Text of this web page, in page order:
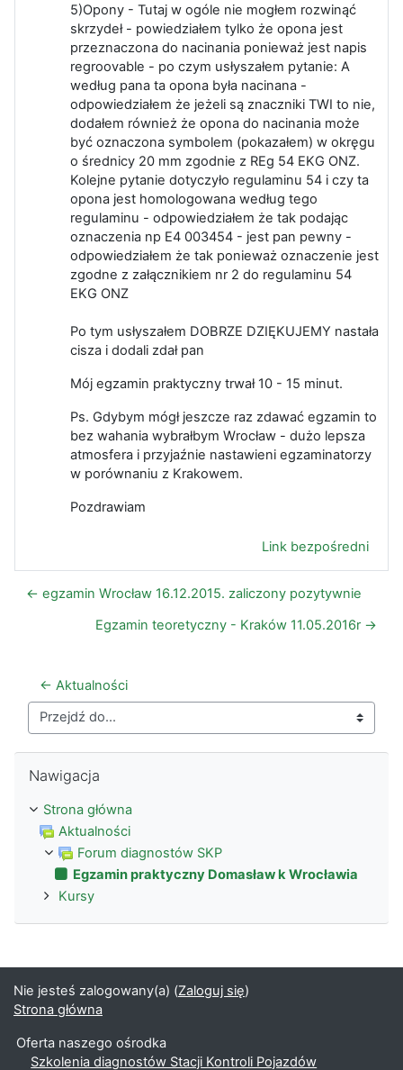
5)Opony - Tutaj w ogóle nie mogłem rozwinąć
skrzydeł - powiedziałem tylko że opona jest
przeznaczona do nacinania ponieważ jest napis
regroovable - po czym usłyszałem pytanie: A
według pana ta opona była nacinana -
odpowiedziałem że jeżeli są znaczniki TWI to nie,
dodałem również że opona do nacinania może
być oznaczona symbolem (pokazałem) w okręgu
o średnicy 20 mm zgodnie z REg 54 EKG ONZ.
Kolejne pytanie dotyczyło regulaminu 54 i czy ta
opona jest homologowana według tego
regulaminu - odpowiedziałem że tak podając
oznaczenia np E4 003454 - jest pan pewny -
odpowiedziałem że tak ponieważ oznaczenie jest
zgodne z załącznikiem nr 2 do regulaminu 54
EKG ONZ
Po tym usłyszałem DOBRZE DZIĘKUJEMY nastała
cisza i dodali zdał pan
Mój egzamin praktyczny trwał 10 - 15 minut.
Ps. Gdybym mógł jeszcze raz zdawać egzamin to
bez wahania wybrałbym Wrocław - dużo lepsza
atmosfera i przyjaźnie nastawieni egzaminatorzy
w porównaniu z Krakowem.
Pozdrawiam
Link bezpośredni
← egzamin Wrocław 16.12.2015. zaliczony pozytywnie
Egzamin teoretyczny - Kraków 11.05.2016r →
← Aktualności
Przejdź do...
Nawigacja
Strona główna
Aktualności
Forum diagnostów SKP
Egzamin praktyczny Domasław k Wrocławia
Kursy
Nie jesteś zalogowany(a) (Zaloguj się)
Strona główna
Oferta naszego ośrodka
Szkolenia diagnostów Stacji Kontroli Pojazdów